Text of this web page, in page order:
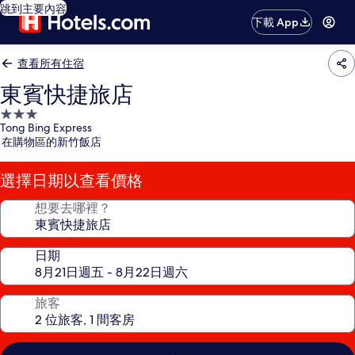
跳到主要內容
下載 App
查看所有住宿
東賓快捷旅店
3.0
星
級
住
宿
Tong Bing Express
在購物區的新竹飯店
選擇日期以查看價格
想要去哪裡？
日期
旅客